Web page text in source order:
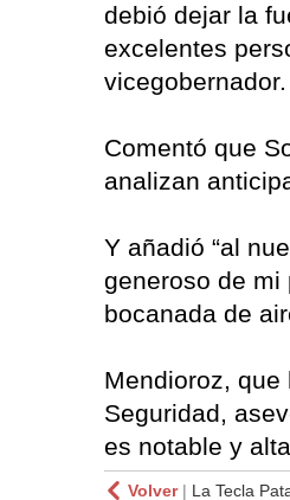
debió dejar la
excelentes
vicegobernador.
Comentó que
analizan
Y añadió “al
generoso de mi
bocanada de
Mendioroz,
Seguridad,
es notable y
Volver| La Tecla